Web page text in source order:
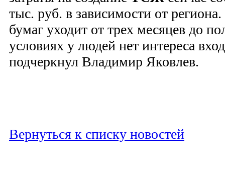
тыс. руб. в зависимости от
бумаг уходит от трех месяцев до
условиях у людей нет интереса
подчеркнул Владимир Яковлев.
Вернуться к списку новостей